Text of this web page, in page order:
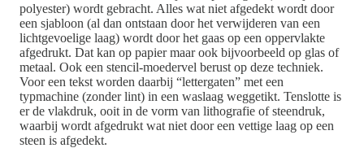
polyester) wordt gebracht. Alles wat niet afgedekt wordt door
een sjabloon (al dan ontstaan door het verwijderen van een
lichtgevoelige laag) wordt door het gaas op een oppervlakte
afgedrukt. Dat kan op papier maar ook bijvoorbeeld op glas of
metaal. Ook een stencil-moedervel berust op deze techniek.
Voor een tekst worden daarbij “lettergaten” met een
typmachine (zonder lint) in een waslaag weggetikt. Tenslotte is
er de vlakdruk, ooit in de vorm van lithografie of steendruk,
waarbij wordt afgedrukt wat niet door een vettige laag op een
steen is afgedekt.